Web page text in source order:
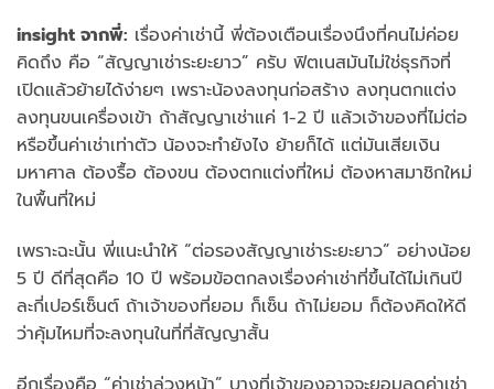
insight จากพี่: เรื่องค่าเช่านี้ พี่ต้องเตือนเรื่องนึงที่คนไม่ค่อย
คิดถึง คือ “สัญญาเช่าระยะยาว” ครับ ฟิตเนสมันไม่ใช่ธุรกิจที่
เปิดแล้วย้ายได้ง่ายๆ เพราะน้องลงทุนก่อสร้าง ลงทุนตกแต่ง
ลงทุนขนเครื่องเข้า ถ้าสัญญาเช่าแค่ 1-2 ปี แล้วเจ้าของที่ไม่ต่อ
หรือขึ้นค่าเช่าเท่าตัว น้องจะทำยังไง ย้ายก็ได้ แต่มันเสียเงิน
มหาศาล ต้องรื้อ ต้องขน ต้องตกแต่งที่ใหม่ ต้องหาสมาชิกใหม่
ในพื้นที่ใหม่
เพราะฉะนั้น พี่แนะนำให้ “ต่อรองสัญญาเช่าระยะยาว” อย่างน้อย
5 ปี ดีที่สุดคือ 10 ปี พร้อมข้อตกลงเรื่องค่าเช่าที่ขึ้นได้ไม่เกินปี
ละกี่เปอร์เซ็นต์ ถ้าเจ้าของที่ยอม ก็เซ็น ถ้าไม่ยอม ก็ต้องคิดให้ดี
ว่าคุ้มไหมที่จะลงทุนในที่ที่สัญญาสั้น